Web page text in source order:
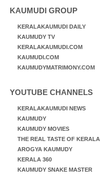
KAUMUDI GROUP
KERALAKAUMUDI DAILY
KAUMUDY TV
KERALAKAUMUDI.COM
KAUMUDI.COM
KAUMUDYMATRIMONY.COM
YOUTUBE CHANNELS
KERALAKAUMUDI NEWS
KAUMUDY
KAUMUDY MOVIES
THE REAL TASTE OF KERALA
AROGYA KAUMUDY
KERALA 360
KAUMUDY SNAKE MASTER